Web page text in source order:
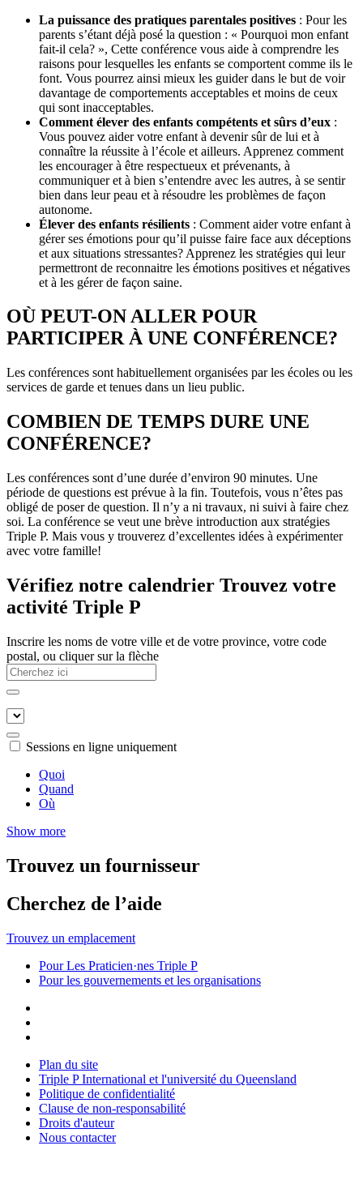
La puissance des pratiques parentales positives : Pour les
parents s’étant déjà posé la question : « Pourquoi mon enfant
fait-il cela? », Cette conférence vous aide à comprendre les
raisons pour lesquelles les enfants se comportent comme ils le
font. Vous pourrez ainsi mieux les guider dans le but de voir
davantage de comportements acceptables et moins de ceux
qui sont inacceptables.
Comment élever des enfants compétents et sûrs d’eux :
Vous pouvez aider votre enfant à devenir sûr de lui et à
connaître la réussite à l’école et ailleurs. Apprenez comment
les encourager à être respectueux et prévenants, à
communiquer et à bien s’entendre avec les autres, à se sentir
bien dans leur peau et à résoudre les problèmes de façon
autonome.
Élever des enfants résilients : Comment aider votre enfant à
gérer ses émotions pour qu’il puisse faire face aux déceptions
et aux situations stressantes? Apprenez les stratégies qui leur
permettront de reconnaitre les émotions positives et négatives
et à les gérer de façon saine.
OÙ PEUT-ON ALLER POUR
PARTICIPER À UNE CONFÉRENCE?
Les conférences sont habituellement organisées par les écoles ou les
services de garde et tenues dans un lieu public.
COMBIEN DE TEMPS DURE UNE
CONFÉRENCE?
Les conférences sont d’une durée d’environ 90 minutes. Une
période de questions est prévue à la fin. Toutefois, vous n’êtes pas
obligé de poser de question. Il n’y a ni travaux, ni suivi à faire chez
soi. La conférence se veut une brève introduction aux stratégies
Triple P. Mais vous y trouverez d’excellentes idées à expérimenter
avec votre famille!
Vérifiez notre calendrier Trouvez votre
activité Triple P
Inscrire les noms de votre ville et de votre province, votre code
postal, ou cliquer sur la flèche
Sessions en ligne uniquement
Quoi
Quand
Où
Show more
Trouvez un fournisseur
Cherchez de l’aide
Trouvez un emplacement
Pour Les Praticien·nes Triple P
Pour les gouvernements et les organisations
Plan du site
Triple P International et l'université du Queensland
Politique de confidentialité
Clause de non-responsabilité
Droits d'auteur
Nous contacter